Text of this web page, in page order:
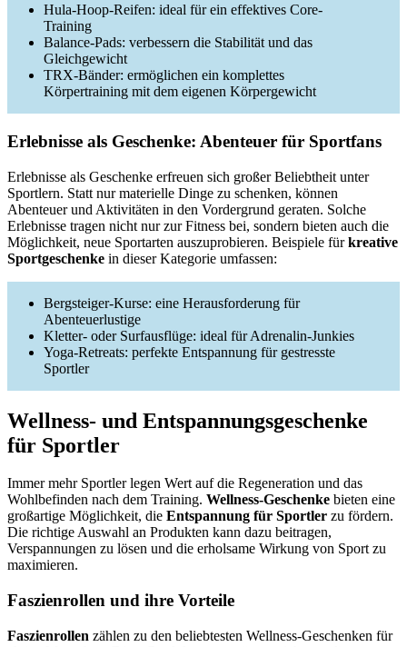
Hula-Hoop-Reifen: ideal für ein effektives Core-
Training
Balance-Pads: verbessern die Stabilität und das
Gleichgewicht
TRX-Bänder: ermöglichen ein komplettes
Körpertraining mit dem eigenen Körpergewicht
Erlebnisse als Geschenke: Abenteuer für Sportfans
Erlebnisse als Geschenke erfreuen sich großer Beliebtheit unter
Sportlern. Statt nur materielle Dinge zu schenken, können
Abenteuer und Aktivitäten in den Vordergrund geraten. Solche
Erlebnisse tragen nicht nur zur Fitness bei, sondern bieten auch die
Möglichkeit, neue Sportarten auszuprobieren. Beispiele fürkreative
Sportgeschenke in dieser Kategorie umfassen:
Bergsteiger-Kurse: eine Herausforderung für
Abenteuerlustige
Kletter- oder Surfausflüge: ideal für Adrenalin-Junkies
Yoga-Retreats: perfekte Entspannung für gestresste
Sportler
Wellness- und Entspannungsgeschenke
für Sportler
Immer mehr Sportler legen Wert auf die Regeneration und das
Wohlbefinden nach dem Training. Wellness-Geschenke bieten eine
großartige Möglichkeit, die Entspannung für Sportler zu fördern.
Die richtige Auswahl an Produkten kann dazu beitragen,
Verspannungen zu lösen und die erholsame Wirkung von Sport zu
maximieren.
Faszienrollen und ihre Vorteile
Faszienrollen zählen zu den beliebtesten Wellness-Geschenken für